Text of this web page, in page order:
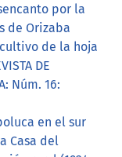
por la
de Orizaba
de la hoja
DE
Núm. 16:
en el sur
Casa del